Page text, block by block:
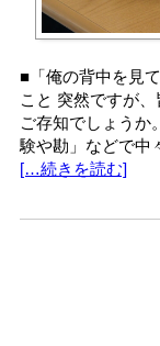
■「俺の背中を見
こと 突然ですが
ご存知でしょうか
験や勘」などで中
[…続きを読む]